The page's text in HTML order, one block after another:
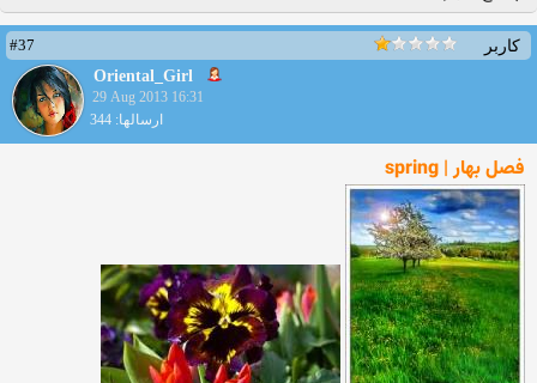
کاربر
#37
Oriental_Girl
29 Aug 2013 16:31
ارسالها: 344
فصل بهار | spring